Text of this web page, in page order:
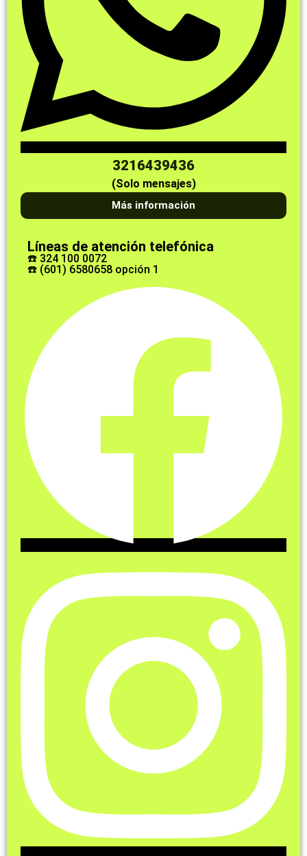
3216439436
(Solo mensajes)
Más información
Líneas de atención telefónica
☎️ 324 100 0072
☎️ (601) 6580658 opción 1